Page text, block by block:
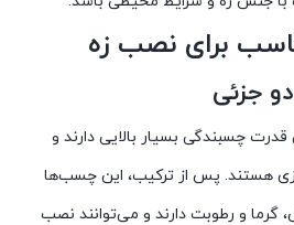
برای نصب زه
چسبندگی بسیار بالایی دارند و
هستند. پس از ترکیب، این چسب‌ها
گرما و رطوبت دارند و می‌توانند نصب